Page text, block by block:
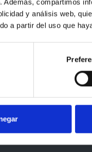
y análisis web,
a partir del uso que
productos que
por eso contamos con un
que has
resolver cualquier